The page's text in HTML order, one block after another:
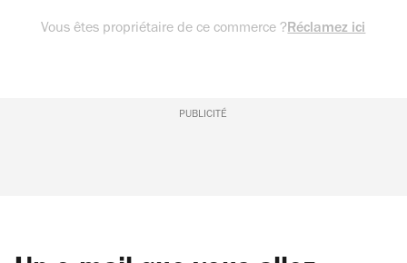
Vous êtes propriétaire de ce commerce ?Réclamez ici
PUBLICITÉ